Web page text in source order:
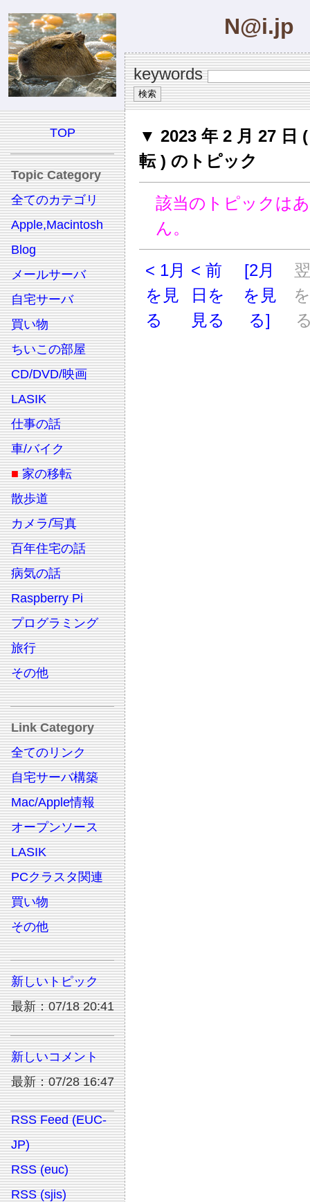
N@i.jp
keywords
TOP
Topic Category
全てのカテゴリ
Apple,Macintosh
Blog
メールサーバ
自宅サーバ
買い物
ちいこの部屋
CD/DVD/映画
LASIK
仕事の話
車/バイク
■ 家の移転
散歩道
カメラ/写真
百年住宅の話
病気の話
Raspberry Pi
プログラミング
旅行
その他
Link Category
全てのリンク
自宅サーバ構築
Mac/Apple情報
オープンソース
LASIK
PCクラスタ関連
買い物
その他
新しいトピック
最新：07/18 20:41
新しいコメント
最新：07/28 16:47
RSS Feed (EUC-
JP)
RSS (euc)
RSS (sjis)
▼ 2023 年 2 月 27 日
転 ) のトピック
該当のトピックは
ん。
< 1月
を見
る
< 前
日を
見る
[2月
を見
る]